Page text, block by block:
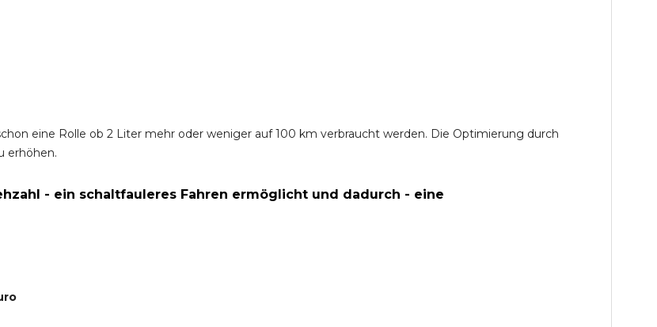
eine Rolle ob 2 Liter mehr oder weniger auf 100 km verbraucht werden. Die Optimierung durch
erhöhen.
- ein schaltfauleres Fahren ermöglicht und dadurch - eine